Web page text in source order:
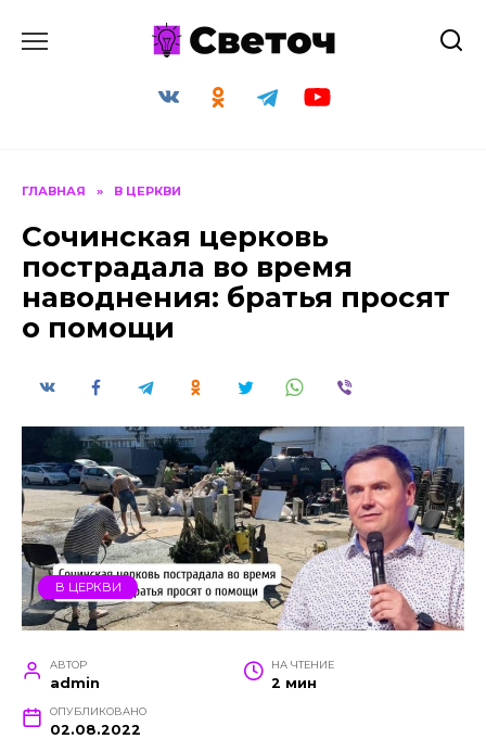
ГЛАВНАЯ » В ЦЕРКВИ
Сочинская церковь
пострадала во время
наводнения: братья просят
о помощи
В ЦЕРКВИ
АВТОР
admin
НА ЧТЕНИЕ
2 мин
ОПУБЛИКОВАНО
02.08.2022